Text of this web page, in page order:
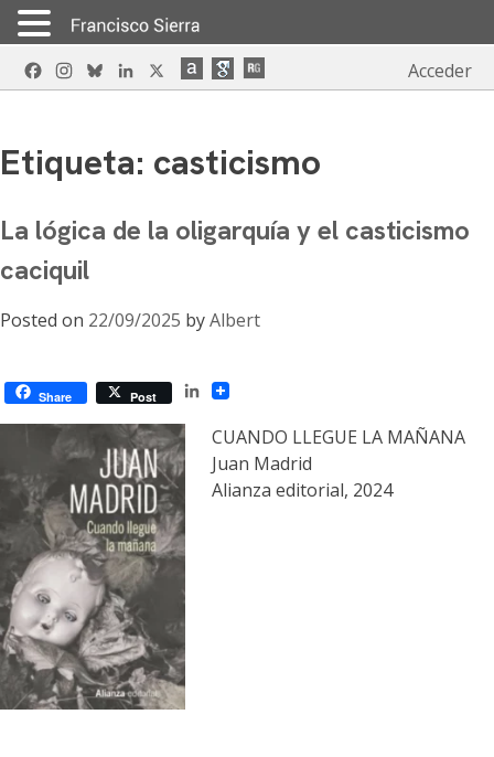
Skip
to
FacebookInstagram
BlueskyLinkedIn Acceder
Etiqueta: casticismo
La lógica de la oligarquía y el casticismo
caciquil
Posted on 22/09/2025 byAlbert
Share Post
LinkedIn
CUANDO LLEGUE LA MAÑANA
Juan Madrid
Alianza editorial, 2024